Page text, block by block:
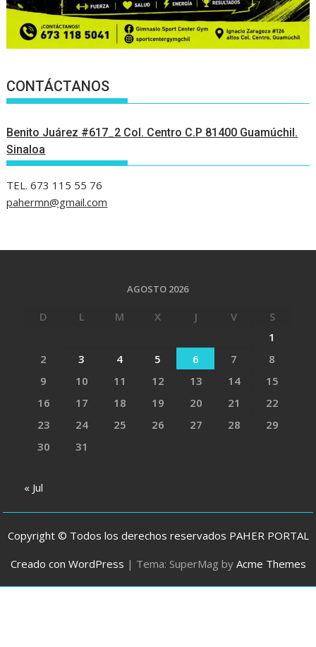
CONTÁCTANOS
Benito Juárez #617_2 Col. Centro C.P 81400 Guamúchil.
Sinaloa
TEL. 673 115 55 76
pahermn@gmail.com
AGOSTO 2026
D L M X J V
S
1
2
3 4 5 6 7
8
9
10 11 12 13 14
15
16
17 18 19 20 21
22
23
24 25 26 27 28
29
30
31
« Jul
Copyright © Todos los derechos reservados PAHER PORTAL
Creado con WordPress | Tema: SuperMag by Acme Themes